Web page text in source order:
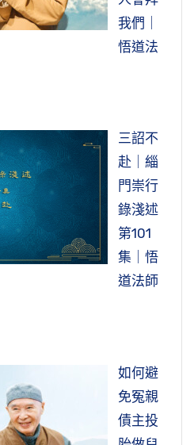
我們｜
悟道法
三詔不
赴｜緇
門崇行
錄淺述
第101
集｜悟
道法師
如何避
免冤親
債主投